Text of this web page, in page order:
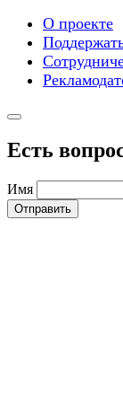
О проекте
Есть
Имя